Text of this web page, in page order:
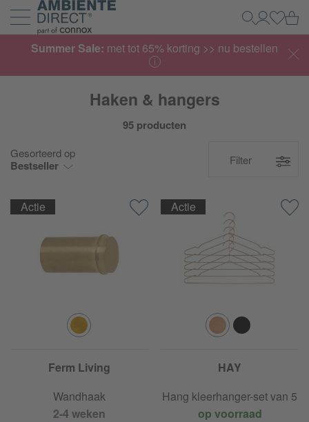
Home
Navigatie uit- en inklappen
Zoeken
Mijn
Summer Sale: met tot 65% korting >> nu bestellen
Haken & hangers
95 producten
Gesorteerd op
Bestseller Filter
Ferm Living
Wandhaak
2-4 weken
Actie
HAY
Hang kleerhanger-set van 5
op voorraad
Actie